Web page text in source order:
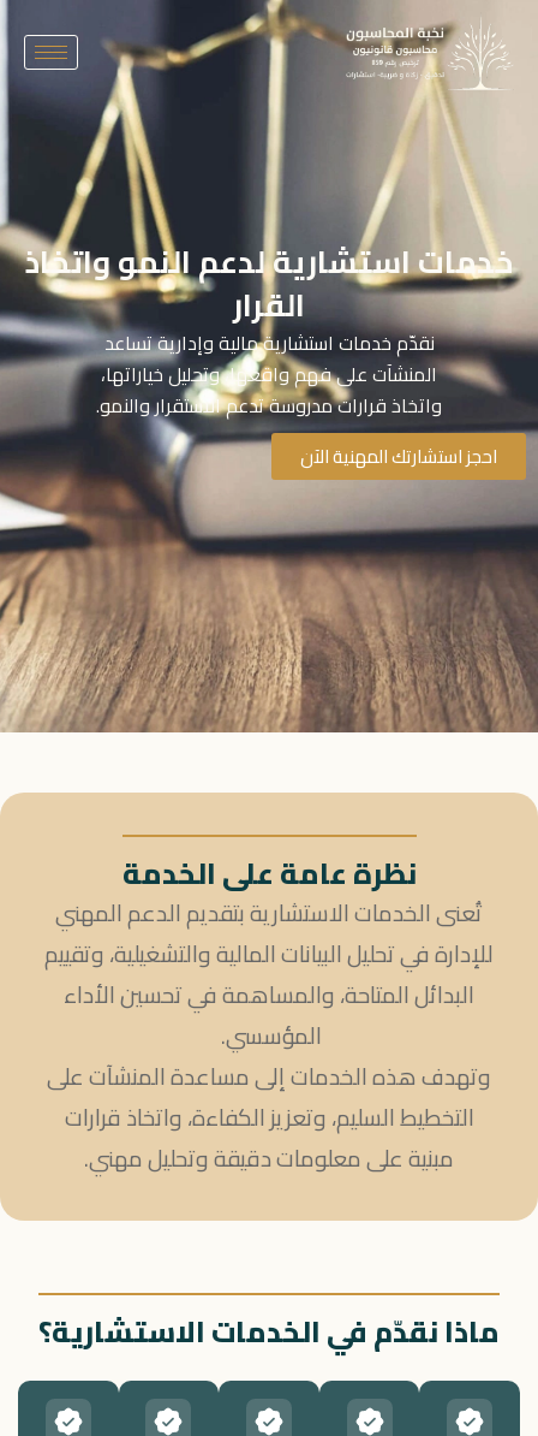
المحتوى
خدمات استشارية لدعم النمو واتخاذ
القرار
نقدّم خدمات استشارية مالية وإدارية تساعد
المنشآت على فهم واقعها، وتحليل خياراتها،
واتخاذ قرارات مدروسة تدعم الاستقرار والنمو.
احجز استشارتك المهنية الآن
نظرة عامة على الخدمة
تُعنى الخدمات الاستشارية بتقديم الدعم المهني
للإدارة في تحليل البيانات المالية والتشغيلية، وتقييم
البدائل المتاحة، والمساهمة في تحسين الأداء
المؤسسي.
وتهدف هذه الخدمات إلى مساعدة المنشآت على
التخطيط السليم، وتعزيز الكفاءة، واتخاذ قرارات
مبنية على معلومات دقيقة وتحليل مهني.
ماذا نقدّم في الخدمات الاستشارية؟